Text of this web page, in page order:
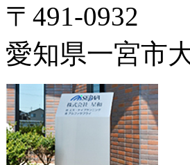
〒491-0932
愛知県一宮市